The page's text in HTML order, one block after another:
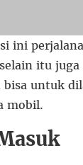
ini
itu juga
untuk
mobil.